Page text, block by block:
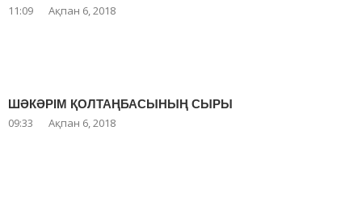
11:09 Ақпан 6, 2018
ШӘКӘРІМ ҚОЛТАҢБАСЫНЫҢ СЫРЫ
09:33 Ақпан 6, 2018